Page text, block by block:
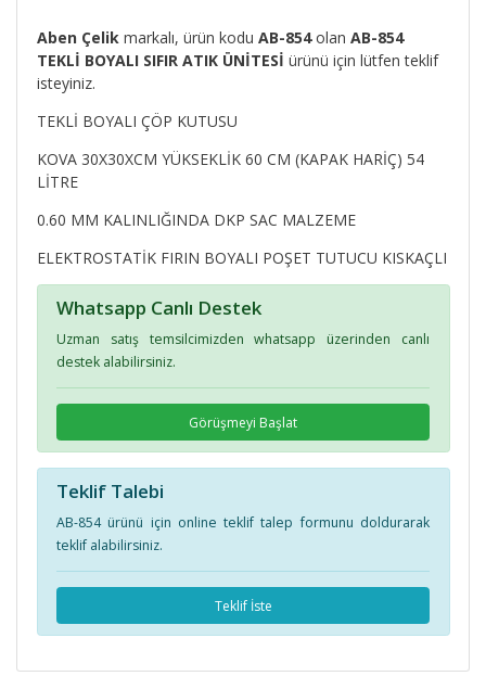
Aben Çelikmarkalı, ürün kodu AB-854olan AB-854
TEKLİ BOYALI SIFIR ATIK ÜNİTESİ ürünü için lütfen teklif
isteyiniz.
TEKLİ BOYALI ÇÖP KUTUSU
KOVA 30X30XCM YÜKSEKLİK 60 CM (KAPAK HARİÇ) 54
LİTRE
0.60 MM KALINLIĞINDA DKP SAC MALZEME
ELEKTROSTATİK FIRIN BOYALI POŞET TUTUCU KISKAÇLI
Whatsapp Canlı Destek
Uzman satış temsilcimizden whatsapp üzerinden canlı
destek alabilirsiniz.
Görüşmeyi Başlat
Teklif Talebi
AB-854 ürünü için online teklif talep formunu doldurarak
teklif alabilirsiniz.
Teklif İste